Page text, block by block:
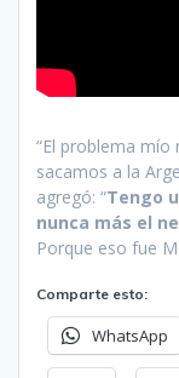
“El problema
sacamos a la
agregó: “Tengo
nunca más el
Porque eso fue
Comparte esto:
WhatsApp